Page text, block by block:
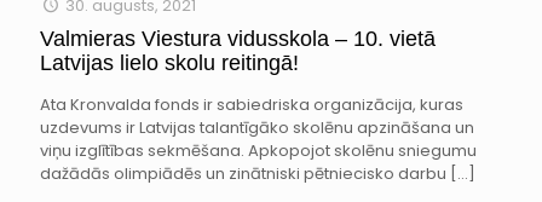
30. augusts, 2021
Valmieras Viestura vidusskola – 10. vietā
Latvijas lielo skolu reitingā!
Ata Kronvalda fonds ir sabiedriska organizācija, kuras
uzdevums ir Latvijas talantīgāko skolēnu apzināšana un
viņu izglītības sekmēšana. Apkopojot skolēnu sniegumu
dažādās olimpiādēs un zinātniski pētniecisko darbu […]